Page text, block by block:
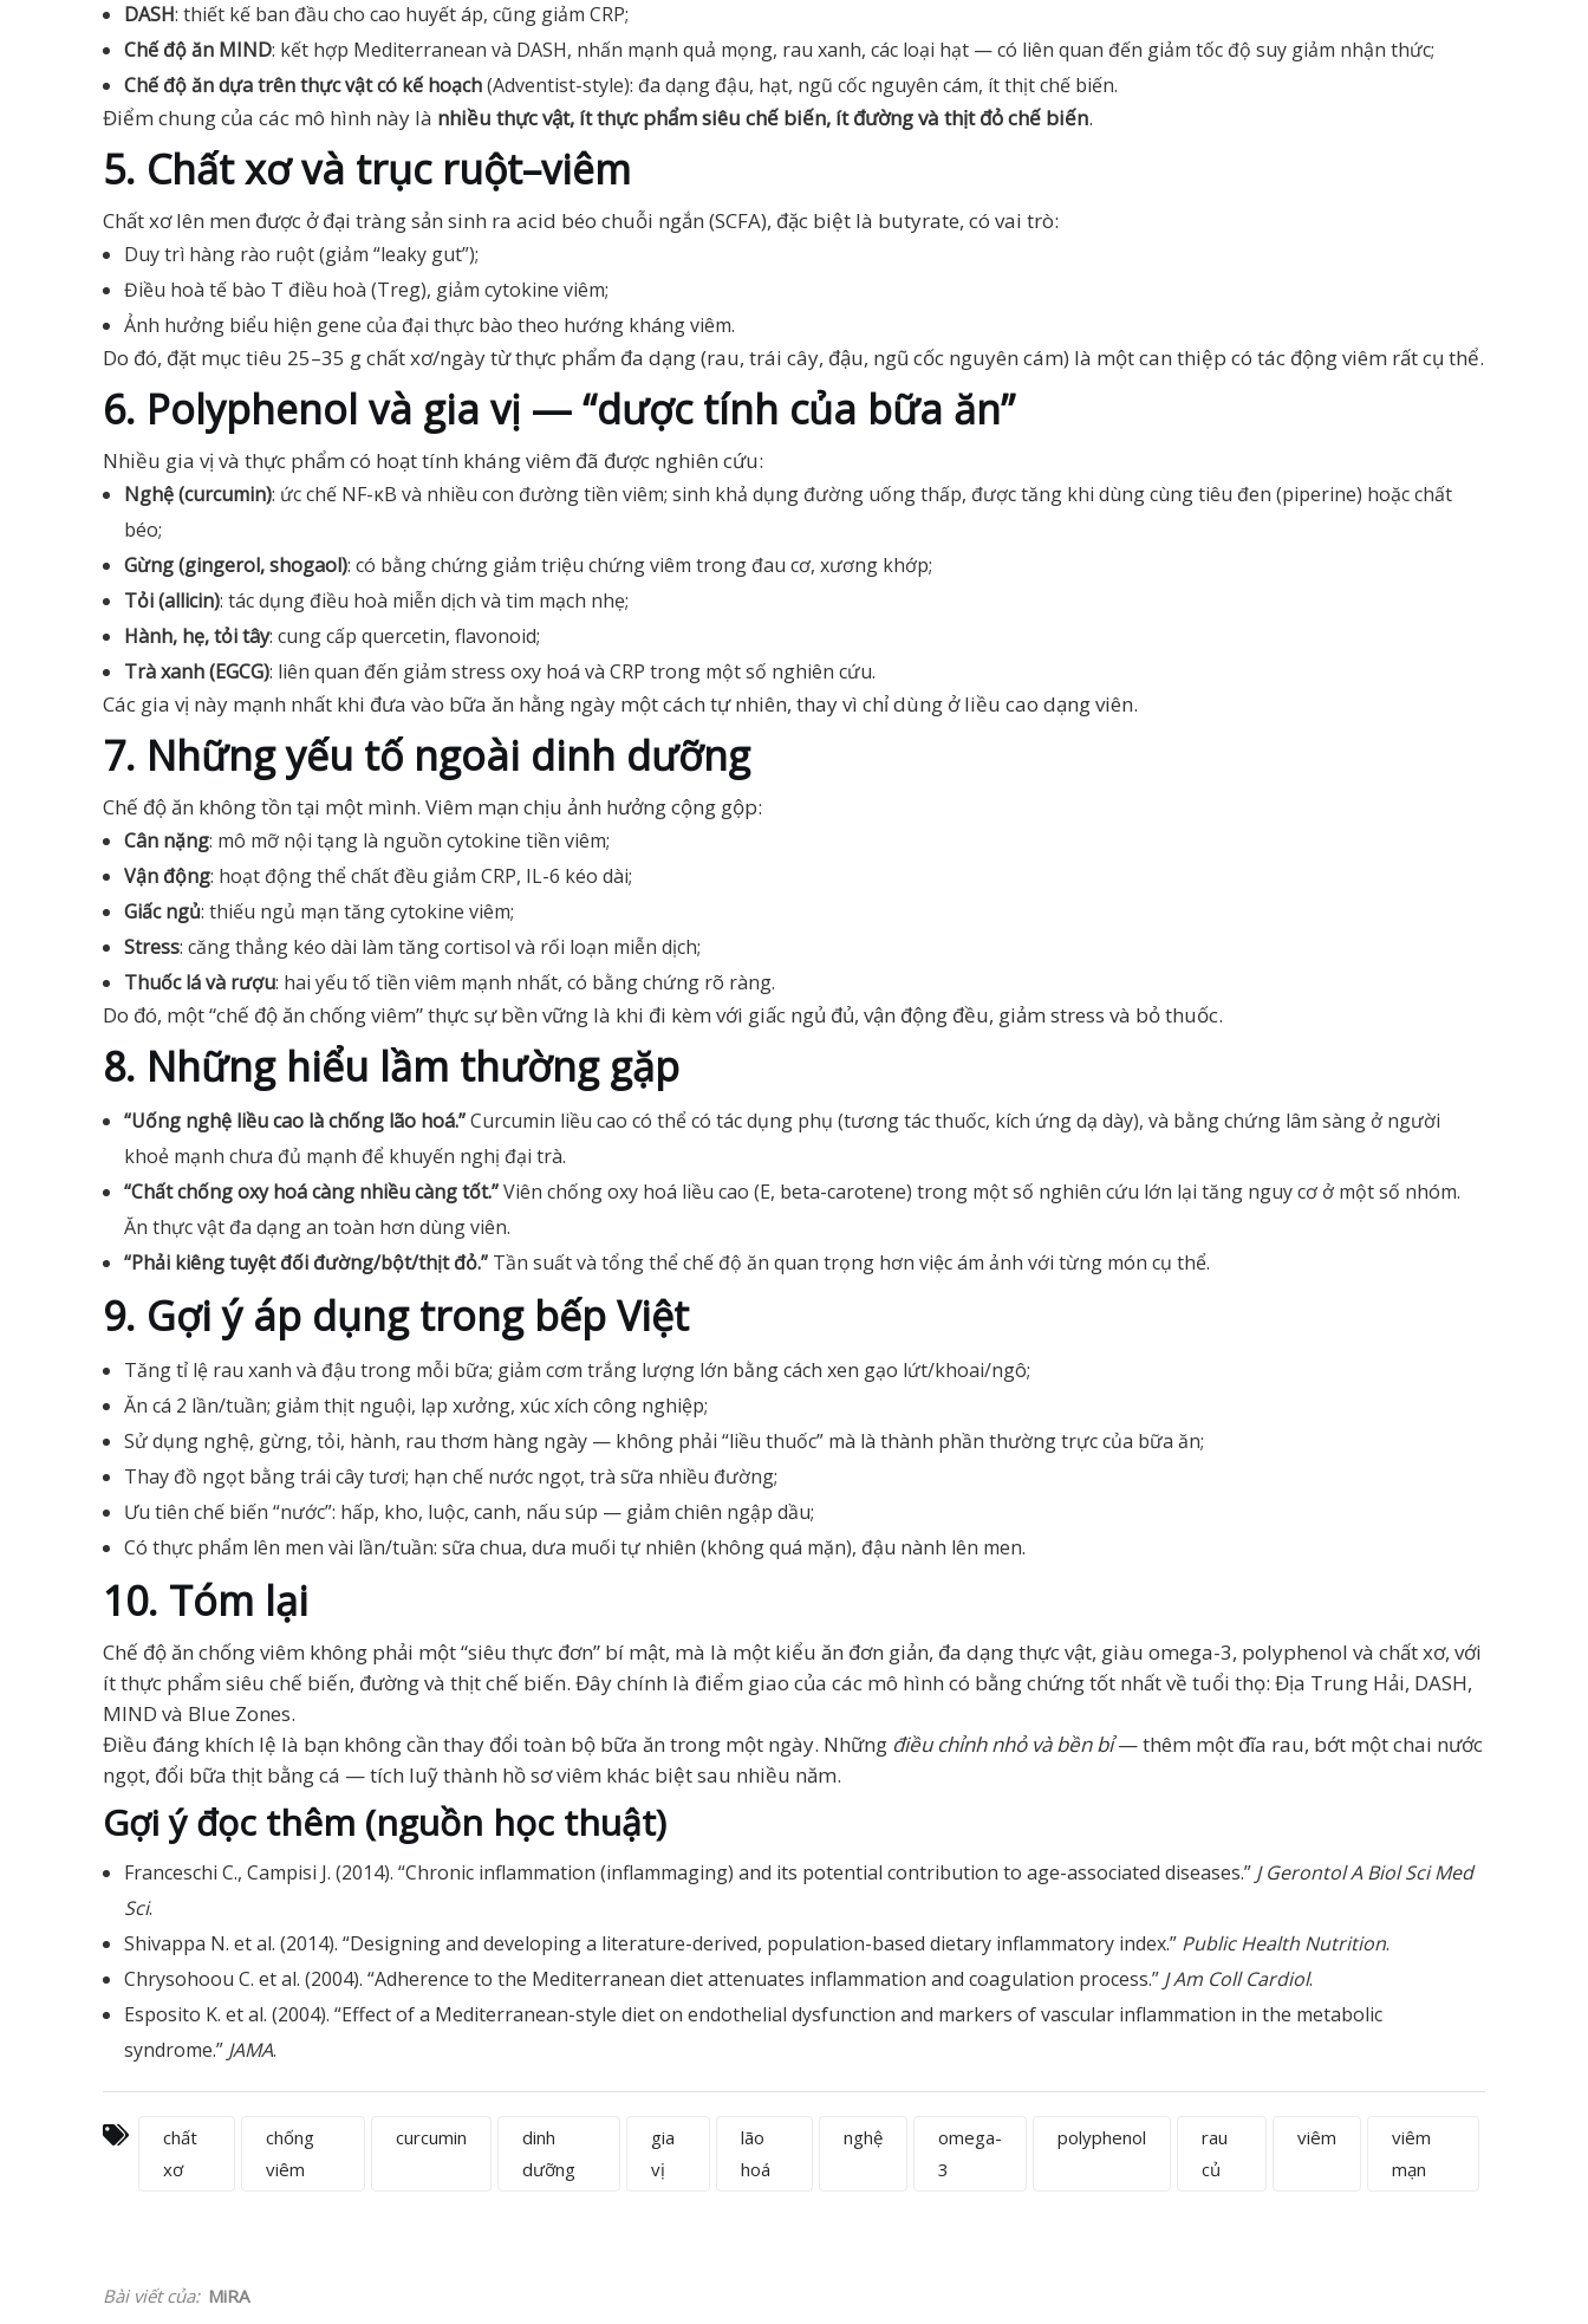
DASH: thiết kế ban đầu cho cao huyết áp, cũng giảm CRP;
Chế độ ăn MIND: kết hợp Mediterranean và DASH, nhấn mạnh quả mọng, rau xanh, các loại hạt — có liên quan đến giảm tốc độ suy giảm nhận thức;
Chế độ ăn dựa trên thực vật có kế hoạch(Adventist-style): đa dạng đậu, hạt, ngũ cốc nguyên cám, ít thịt chế biến.
Điểm chung của các mô hình này là nhiều thực vật, ít thực phẩm siêu chế biến, ít đường và thịt đỏ chế biến.
5. Chất xơ và trục ruột–viêm
Chất xơ lên men được ở đại tràng sản sinh ra acid béo chuỗi ngắn (SCFA), đặc biệt là butyrate, có vai trò:
Duy trì hàng rào ruột (giảm “leaky gut”);
Điều hoà tế bào T điều hoà (Treg), giảm cytokine viêm;
Ảnh hưởng biểu hiện gene của đại thực bào theo hướng kháng viêm.
Do đó, đặt mục tiêu 25–35 g chất xơ/ngày từ thực phẩm đa dạng (rau, trái cây, đậu, ngũ cốc nguyên cám) là một can thiệp có tác động viêm rất cụ thể.
6. Polyphenol và gia vị — “dược tính của bữa ăn”
Nhiều gia vị và thực phẩm có hoạt tính kháng viêm đã được nghiên cứu:
Nghệ (curcumin): ức chế NF-κB và nhiều con đường tiền viêm; sinh khả dụng đường uống thấp, được tăng khi dùng cùng tiêu đen (piperine) hoặc chất
béo;
Gừng (gingerol, shogaol): có bằng chứng giảm triệu chứng viêm trong đau cơ, xương khớp;
Tỏi (allicin): tác dụng điều hoà miễn dịch và tim mạch nhẹ;
Hành, hẹ, tỏi tây: cung cấp quercetin, flavonoid;
Trà xanh (EGCG): liên quan đến giảm stress oxy hoá và CRP trong một số nghiên cứu.
Các gia vị này mạnh nhất khi đưa vào bữa ăn hằng ngày một cách tự nhiên, thay vì chỉ dùng ở liều cao dạng viên.
7. Những yếu tố ngoài dinh dưỡng
Chế độ ăn không tồn tại một mình. Viêm mạn chịu ảnh hưởng cộng gộp:
Cân nặng: mô mỡ nội tạng là nguồn cytokine tiền viêm;
Vận động: hoạt động thể chất đều giảm CRP, IL-6 kéo dài;
Giấc ngủ: thiếu ngủ mạn tăng cytokine viêm;
Stress: căng thẳng kéo dài làm tăng cortisol và rối loạn miễn dịch;
Thuốc lá và rượu: hai yếu tố tiền viêm mạnh nhất, có bằng chứng rõ ràng.
Do đó, một “chế độ ăn chống viêm” thực sự bền vững là khi đi kèm với giấc ngủ đủ, vận động đều, giảm stress và bỏ thuốc.
8. Những hiểu lầm thường gặp
“Uống nghệ liều cao là chống lão hoá.”Curcumin liều cao có thể có tác dụng phụ (tương tác thuốc, kích ứng dạ dày), và bằng chứng lâm sàng ở người
khoẻ mạnh chưa đủ mạnh để khuyến nghị đại trà.
“Chất chống oxy hoá càng nhiều càng tốt.”Viên chống oxy hoá liều cao (E, beta-carotene) trong một số nghiên cứu lớn lại tăng nguy cơ ở một số nhóm.
Ăn thực vật đa dạng an toàn hơn dùng viên.
“Phải kiêng tuyệt đối đường/bột/thịt đỏ.” Tần suất và tổng thể chế độ ăn quan trọng hơn việc ám ảnh với từng món cụ thể.
9. Gợi ý áp dụng trong bếp Việt
Tăng tỉ lệ rau xanh và đậu trong mỗi bữa; giảm cơm trắng lượng lớn bằng cách xen gạo lứt/khoai/ngô;
Ăn cá 2 lần/tuần; giảm thịt nguội, lạp xưởng, xúc xích công nghiệp;
Sử dụng nghệ, gừng, tỏi, hành, rau thơm hàng ngày — không phải “liều thuốc” mà là thành phần thường trực của bữa ăn;
Thay đồ ngọt bằng trái cây tươi; hạn chế nước ngọt, trà sữa nhiều đường;
Ưu tiên chế biến “nước”: hấp, kho, luộc, canh, nấu súp — giảm chiên ngập dầu;
Có thực phẩm lên men vài lần/tuần: sữa chua, dưa muối tự nhiên (không quá mặn), đậu nành lên men.
10. Tóm lại
Chế độ ăn chống viêm không phải một “siêu thực đơn” bí mật, mà là một kiểu ăn đơn giản, đa dạng thực vật, giàu omega-3, polyphenol và chất xơ, với
ít thực phẩm siêu chế biến, đường và thịt chế biến. Đây chính là điểm giao của các mô hình có bằng chứng tốt nhất về tuổi thọ: Địa Trung Hải, DASH,
MIND và Blue Zones.
Điều đáng khích lệ là bạn không cần thay đổi toàn bộ bữa ăn trong một ngày. Những điều chỉnh nhỏ và bền bỉ— thêm một đĩa rau, bớt một chai nước
ngọt, đổi bữa thịt bằng cá — tích luỹ thành hồ sơ viêm khác biệt sau nhiều năm.
Gợi ý đọc thêm (nguồn học thuật)
Franceschi C., Campisi J. (2014). “Chronic inflammation (inflammaging) and its potential contribution to age-associated diseases.” J Gerontol A Biol Sci Med
Sci.
Shivappa N. et al. (2014). “Designing and developing a literature-derived, population-based dietary inflammatory index.” Public Health Nutrition.
Chrysohoou C. et al. (2004). “Adherence to the Mediterranean diet attenuates inflammation and coagulation process.” J Am Coll Cardiol.
Esposito K. et al. (2004). “Effect of a Mediterranean-style diet on endothelial dysfunction and markers of vascular inflammation in the metabolic
syndrome.” JAMA.
chất
xơ
chống
viêm
curcumin
dinh
dưỡng
gia
vị
lão
hoá
nghệ
omega-
3
polyphenol
rau
củ
viêm
viêm
mạn
Bài viết của: MiRA